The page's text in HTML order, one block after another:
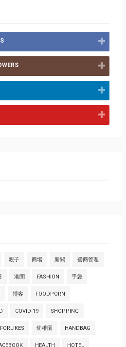
親子 商場 新聞 營商管理
港聞 FASHION 手袋
博客 FOODPORN
COVID-19 SHOPPING
幼稚園 HANDBAG
HEALTH HOTEL